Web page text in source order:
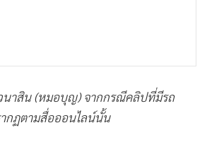
นาสิน (หมอบุญ) จากกรณีคลิปที่มีรถ
กฏตามสื่อออนไลน์นั้น